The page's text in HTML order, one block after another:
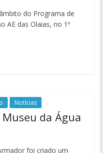
do Programa de
AE das Olaias, no 1º
Notícias
da Água
foi criado um